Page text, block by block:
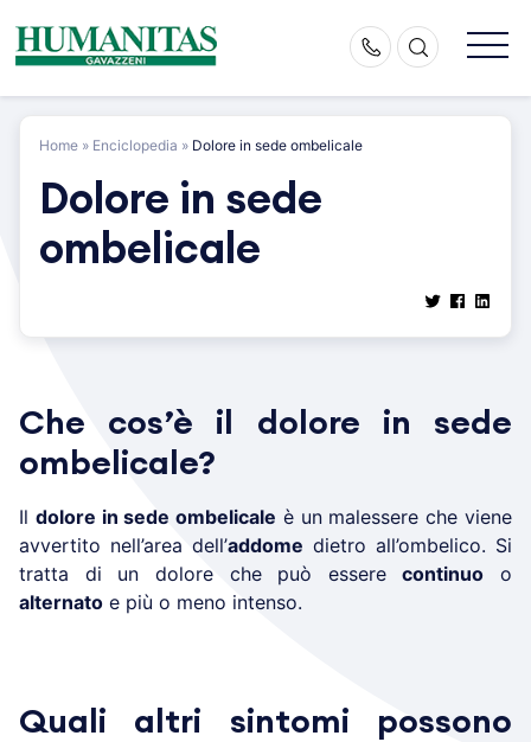
content
Home » Enciclopedia » Dolore in sede ombelicale
Dolore in sede
ombelicale
Che cos’è il dolore in sede
ombelicale?
Il dolore in sede ombelicale è un malessere che viene
avvertito nell’area dell’addome dietro all’ombelico. Si
tratta di un dolore che può esserecontinuo o
alternato e più o meno intenso.
Quali altri sintomi possono